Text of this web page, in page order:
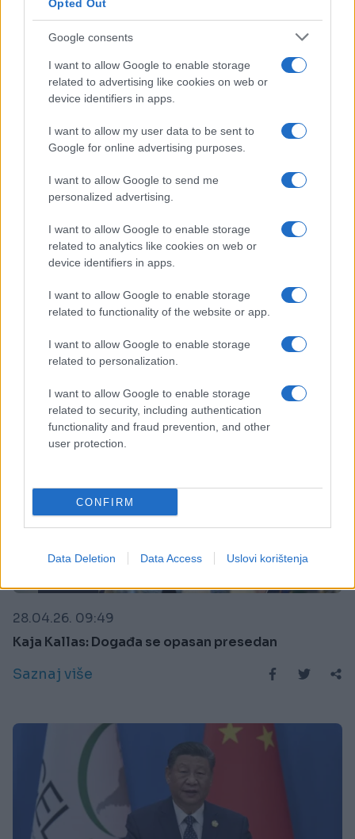
Opted Out
Google consents
I want to allow Google to enable storage
related to advertising like cookies on web or
device identifiers in apps.
I want to allow my user data to be sent to
Google for online advertising purposes.
I want to allow Google to send me
personalized advertising.
I want to allow Google to enable storage
related to analytics like cookies on web or
device identifiers in apps.
I want to allow Google to enable storage
related to functionality of the website or app.
I want to allow Google to enable storage
related to personalization.
I want to allow Google to enable storage
related to security, including authentication
functionality and fraud prevention, and other
user protection.
CONFIRM
Data Deletion Data Access Uslovi korištenja
28.04.26. 13:00
zastrašujuća vijest
28.04.26. 09:49
Kaja Kallas: Događa se opasan presedan
Saznaj više